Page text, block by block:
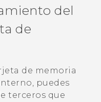
del
de
de memoria
puedes
terceros que